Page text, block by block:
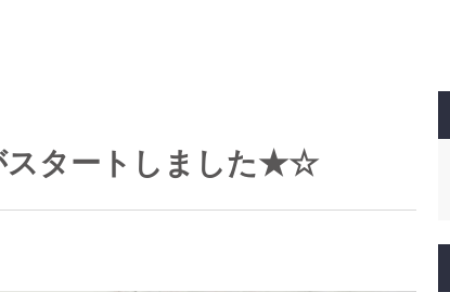
スタートしました★☆